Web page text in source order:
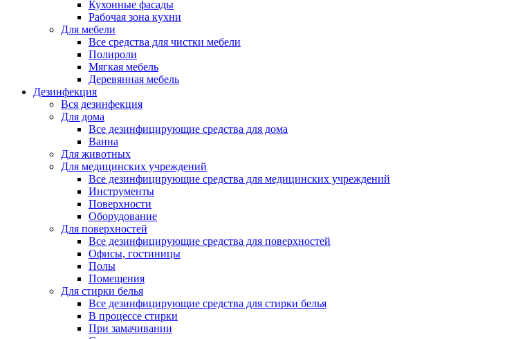
Кухонные фасады
Рабочая зона кухни
Для мебели
Все средства для чистки мебели
Полироли
Мягкая мебель
Деревянная мебель
Дезинфекция
Вся дезинфекция
Для дома
Все дезинфицирующие средства для дома
Ванна
Для животных
Для медицинских учреждений
Все дезинфицирующие средства для медицинских учреждений
Инструменты
Поверхности
Оборудование
Для поверхностей
Все дезинфицирующие средства для поверхностей
Офисы, гостиницы
Полы
Помещения
Для стирки белья
Все дезинфицирующие средства для стирки белья
В процессе стирки
При замачивании